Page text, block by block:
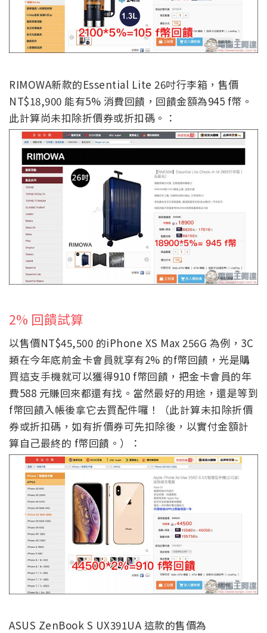
RIMOWA新款的Essential Lite 26吋行李箱，售價
NT$18,900 能有5% 消費回饋，回饋金額為945 f幣。
此計算尚未扣除折價券或折扣碼。：
2% 回饋試算
以售價NT$45,500 的iPhone XS Max 256G 為例， 3C
類在今年底前金卡會員就享有2% 的f幣回饋，光是購
買這支手機就可以獲得910 f幣回饋，把金卡會員的年
費588 元賺回來都還有找。當然最好的用途，還是等到
f幣回饋入帳後拿它去買配件囉！（此計算未扣除折價
券或折扣碼，如有折價券可先扣除後，以實付金額計
算自己最終的 f幣回饋。）：
ASUS ZenBook S UX391UA 這款的售價為